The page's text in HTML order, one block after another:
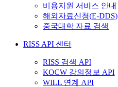
비용지원 서비스 안내
해외자료신청(E-DDS)
중국대학 자료 검색
RISS API 센터
RISS 검색 API
KOCW 강의정보 API
WILL 연계 API